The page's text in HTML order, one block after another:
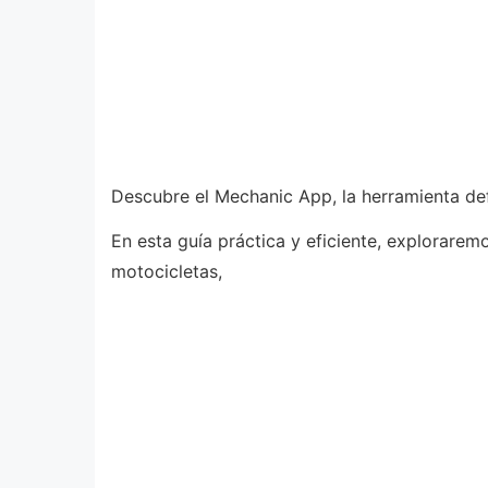
Descubre el Mechanic App, la herramienta
En esta guía práctica y eficiente,
motocicletas,